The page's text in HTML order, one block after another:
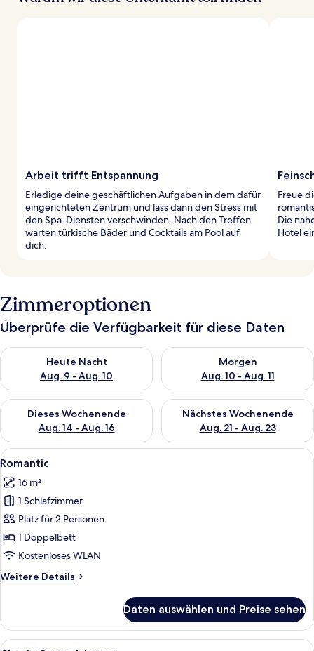
Arbeit trifft Entspannung
Erledige deine geschäftlichen Aufgaben in dem dafür
eingerichteten Zentrum und lass dann den Stress mit
den Spa-Diensten verschwinden. Nach den Treffen
warten türkische Bäder und Cocktails am Pool auf
dich.
Freue
Die
Hotel
Zimmeroptionen
Überprüfe die Verfügbarkeit für diese Daten
Heute Nacht
Aug. 9 - Aug. 10
Überprüfe die Verfügbarkeit für heute Nacht, Aug. 9 - Aug.
Morgen
Aug. 10 - Aug. 11
Überprüfe die Verfügbarkeit
Dieses Wochenende
Aug. 14 - Aug. 16
Überprüfe die Verfügbarkeit für dieses Wochenende, Aug. 14
Nächstes Wochenende
Aug. 21 - Aug. 23
Überprüfe die Verfügbarkeit
Alle
Fotos
für
Romantic
anzeigen
Ein Schlafzimmer mit einem großen
3
Romantic
16 m²
1 Schlafzimmer
Platz für 2 Personen
1 Doppelbett
Kostenloses WLAN
Weitere Details
Weitere
Daten auswählen und Preise sehen
Alle
Ein Hotelzimmer mit einem großen